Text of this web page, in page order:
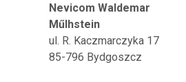
Nevicom Waldemar
Műlhstein
ul. R. Kaczmarczyka 17
85-796 Bydgoszcz